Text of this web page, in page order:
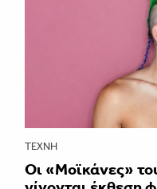
ΤΈΧΝΗ
Οι «Μοϊκάνες»